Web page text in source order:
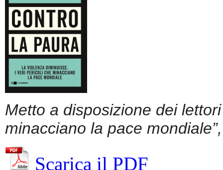
Metto a disposizione dei
minacciano la pace
Scarica il PDF